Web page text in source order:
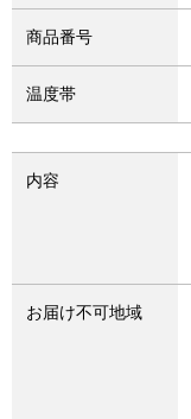
商品番号
温度帯
内容
お届け不可地域